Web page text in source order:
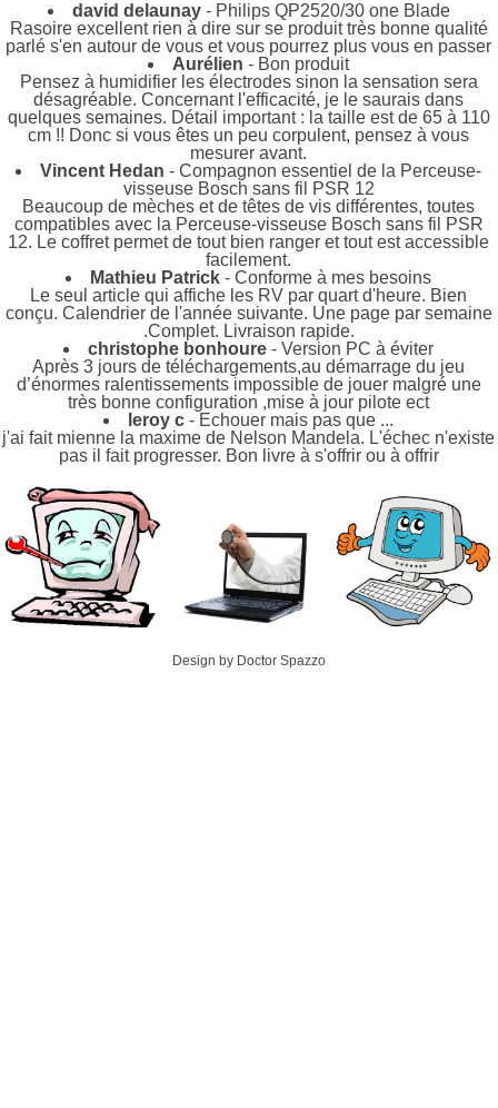
david delaunay- Philips QP2520/30 one Blade
Rasoire excellent rien à dire sur se produit très bonne qualité
parlé s'en autour de vous et vous pourrez plus vous en passer
Aurélien - Bon produit
Pensez à humidifier les électrodes sinon la sensation sera
désagréable. Concernant l'efficacité, je le saurais dans
quelques semaines. Détail important : la taille est de 65 à 110
cm !! Donc si vous êtes un peu corpulent, pensez à vous
mesurer avant.
Vincent Hedan - Compagnon essentiel de la Perceuse-
visseuse Bosch sans fil PSR 12
Beaucoup de mèches et de têtes de vis différentes, toutes
compatibles avec la Perceuse-visseuse Bosch sans fil PSR
12. Le coffret permet de tout bien ranger et tout est accessible
facilement.
Mathieu Patrick - Conforme à mes besoins
Le seul article qui affiche les RV par quart d'heure. Bien
conçu. Calendrier de l'année suivante. Une page par semaine
.Complet. Livraison rapide.
christophe bonhoure - Version PC à éviter
Après 3 jours de téléchargements,au démarrage du jeu
d’énormes ralentissements impossible de jouer malgré une
très bonne configuration ,mise à jour pilote ect
leroy c - Echouer mais pas que ...
j'ai fait mienne la maxime de Nelson Mandela. L'échec n'existe
pas il fait progresser. Bon livre à s'offrir ou à offrir
Design by Doctor Spazzo